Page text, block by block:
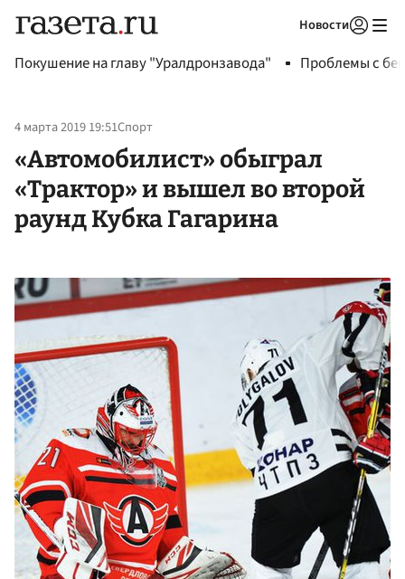
Новости
Покушение на главу "Уралдронзавода" Проблемы с
4 марта 2019 19:51Спорт
«Автомобилист» обыграл
«Трактор» и вышел во второй
раунд Кубка Гагарина